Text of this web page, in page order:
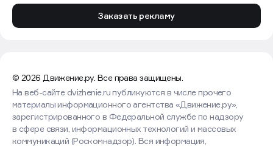
Заказать рекламу
© 2026 Движение.ру. Все права защищены.
На веб-сайте dvizhenie.ru публикуются в числе прочего
материалы информационного агентства «Движение.ру»,
зарегистрированного в Федеральной службе по надзору
в сфере связи, информационных технологий и массовых
коммуникаций (Роскомнадзор). Вся информация,